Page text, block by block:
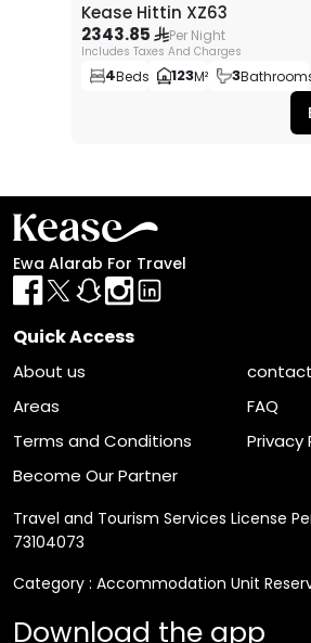
Kease Hittin XZ63
2343.85
Per Night
Includes Taxes And Charges
4Beds 123M² 3
Ewa Alarab For Travel
Quick Access
About us
contact
Areas
FAQ
Terms and Conditions
Privacy
Become Our Partner
Travel and Tourism Services License
73104073
Category : Accommodation Unit
Download the app